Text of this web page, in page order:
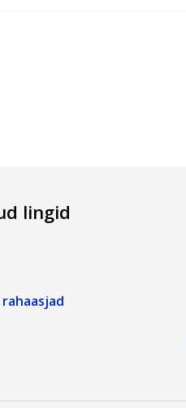
lingid